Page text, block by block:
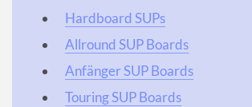
Hardboard SUPs
Allround SUP Boards
Anfänger SUP Boards
Touring SUP Boards